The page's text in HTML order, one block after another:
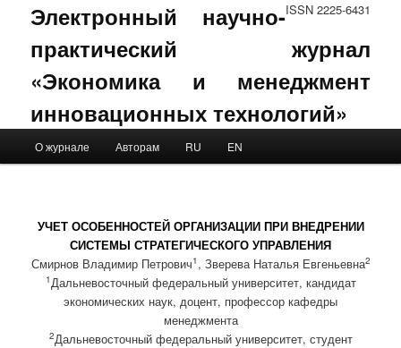
ISSN 2225-6431
Электронный научно-
практический журнал
«Экономика и менеджмент
инновационных технологий»
Skip to primary content
Skip to secondary content
О журнале Авторам RU EN
УЧЕТ ОСОБЕННОСТЕЙ ОРГАНИЗАЦИИ ПРИ ВНЕДРЕНИИ
СИСТЕМЫ СТРАТЕГИЧЕСКОГО УПРАВЛЕНИЯ
Смирнов Владимир Петрович1 , Зверева Наталья Евгеньевна2
1Дальневосточный федеральный университет, кандидат
экономических наук, доцент, профессор кафедры
менеджмента
2Дальневосточный федеральный университет, студент